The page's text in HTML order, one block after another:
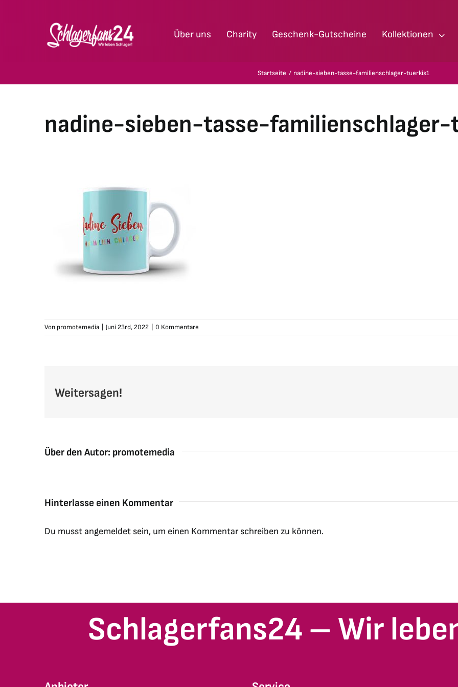
Über uns Charity Geschenk-Gutscheine Kollektionen
Startseite nadine-sieben-tasse-familienschlager-tuerkis1
nadine-sieben-tasse-familienschlager-
Von promotemedia Juni 23rd, 2022 0 Kommentare
Weitersagen!
Über den Autor: promotemedia
Hinterlasse einen Kommentar
Du musstangemeldet sein, um einen Kommentar schreiben zu können.
Schlagerfans24 – Wir